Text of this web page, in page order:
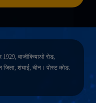
1929, बाजीकियाओ रोड,
जिला, शंघाई, चीन। पोस्ट कोड: